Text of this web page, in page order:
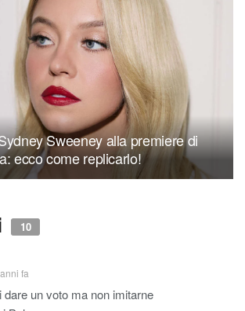
Sweeney alla premiere di
ecco come replicarlo!
10
fa
un voto ma non imitarne